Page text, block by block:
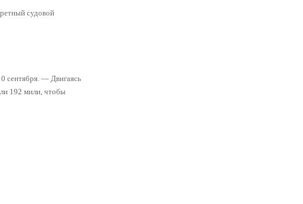
судовой
сентября. — Двигаясь
192 мили, чтобы